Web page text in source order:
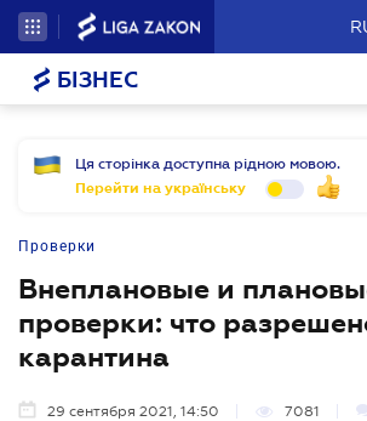
БІЗНЕС
Ця сторінка доступна рідною мовою.
Перейти на українську
Проверки
Внеплановые и
проверки: что
карантина
29 сентября 2021, 14:50 7081